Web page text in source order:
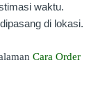
waktu.
di lokasi.
Cara Order